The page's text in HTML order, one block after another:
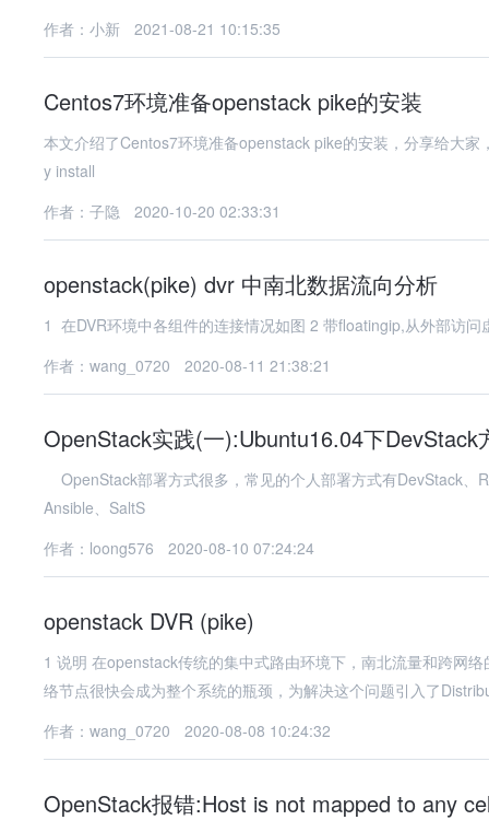
作者：小新
2021-08-21 10:15:35
Centos7环境准备openstack pike的安装
本文介绍了Centos7环境准备openstack pike的安装，分享给大家，具体如下： ##1.Centos7环境准备
y install
作者：子隐
2020-10-20 02:33:31
openstack(pike) dvr 中南北数据流向分析
作者：wang_0720 2020-08-11 21:38:21
OpenStack实践(一):Ubuntu16.04下DevStack
OpenStack部署方式很多，常见的个人部署方式有DevStack
Ansible、SaltS
作者：loong576
2020-08-10 07:24:24
openstack DVR (pike)
1 说明 在openstack传统的集中式路由环境下，南北流量和跨网
络节点很快会成为整个系统的瓶颈，为解决这个问题引入了
作者：wang_0720
2020-08-08 10:24:32
OpenStack报错:Host is not mapped to any